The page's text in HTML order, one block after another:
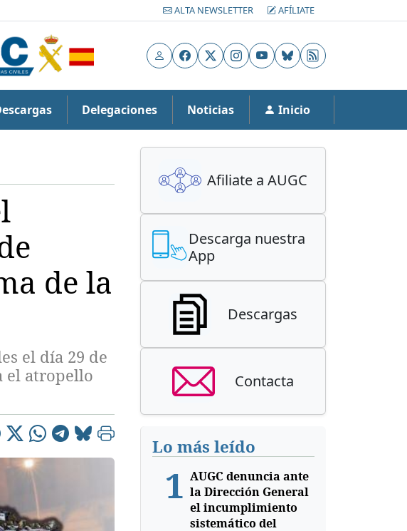
ALTA NEWSLETTER AFÍLIATE
UsuarioFacebook
X Instagram
YouTubeBluesky
RSS
Delegaciones Noticias Inicio
de la
el día 29 de
el atropello
Afiliate a AUGC
Descarga nuestra
App
Descargas
Contacta
Lo más leído
1 AUGC denuncia ante
la Dirección General
el incumplimiento
sistemático del